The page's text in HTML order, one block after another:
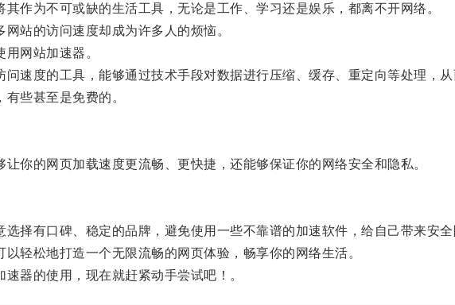
为不可或缺的生活工具，无论是工作、学习还是娱乐，都离不开网络。
站的访问速度却成为许多人的烦恼。
网站加速器。
度的工具，能够通过技术手段对数据进行压缩、缓存、重定向等处理，从
些甚至是免费的。
的网页加载速度更流畅、更快捷，还能够保证你的网络安全和隐私。
有口碑、稳定的品牌，避免使用一些不靠谱的加速软件，给自己带来安全
松地打造一个无限流畅的网页体验，畅享你的网络生活。
器的使用，现在就赶紧动手尝试吧！。